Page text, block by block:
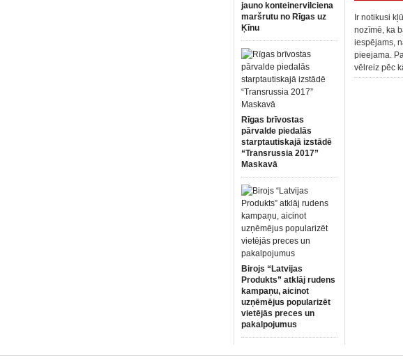
jauno konteinervilciena
maršrutu no Rīgas uz
Ķīnu
Rīgas brīvostas
pārvalde piedalās
starptautiskajā izstādē
“Transrussia 2017”
Maskavā
Birojs “Latvijas
Produkts” atklāj rudens
kampaņu, aicinot
uzņēmējus popularizēt
vietējās preces un
pakalpojumus
Ir notikusi
nozīmē, ka
iespējams,
pieejama.
vēlreiz pēc